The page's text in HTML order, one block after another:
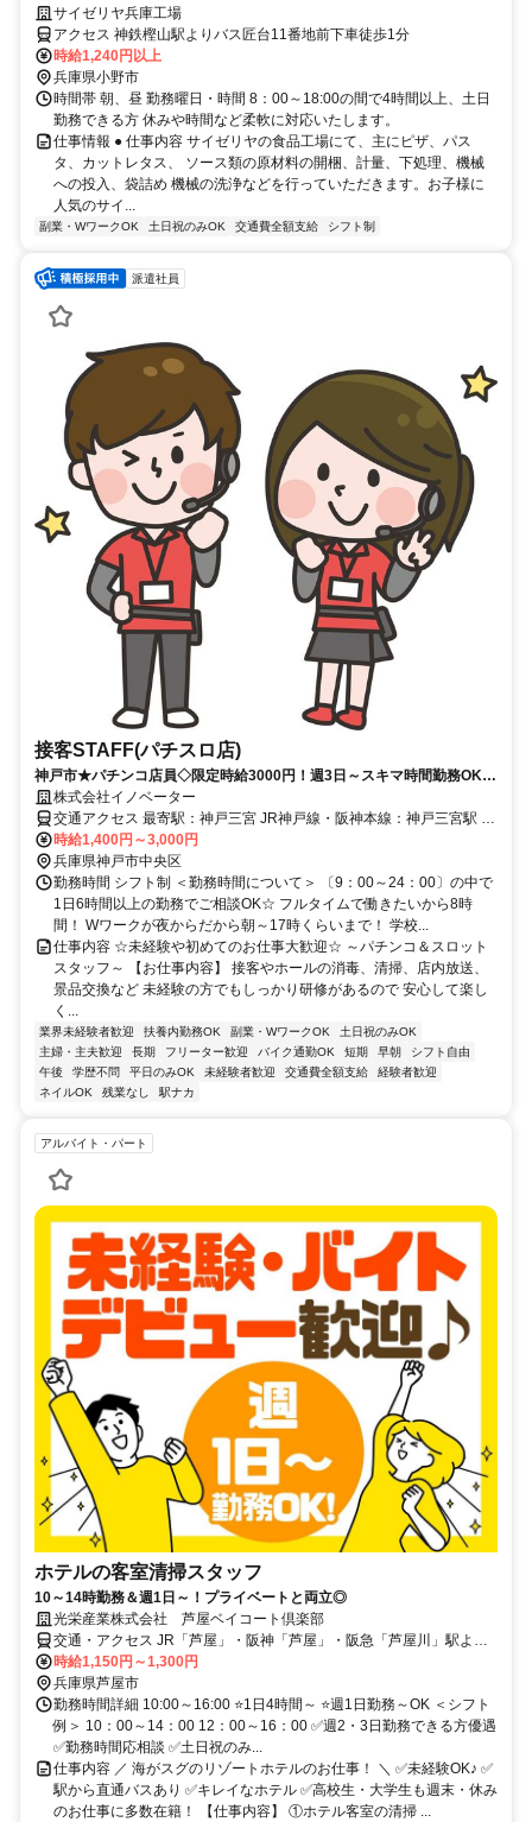
サイゼリヤ兵庫工場
アクセス 神鉄樫山駅よりバス匠台11番地前下車徒歩1分
時給1,240円以上
兵庫県小野市
時間帯 朝、昼 勤務曜日・時間 8：00～18:00の間で4時間以上、土日
勤務できる方 休みや時間など柔軟に対応いたします。
仕事情報 ● 仕事内容 サイゼリヤの食品工場にて、主にピザ、パス
タ、カットレタス、 ソース類の原材料の開梱、計量、下処理、機械
への投入、袋詰め 機械の洗浄などを行っていただきます。お子様に
人気のサイ...
副業・WワークOK 土日祝のみOK 交通費全額支給 シフト制
派遣社員
接客STAFF(パチスロ店)
神戸市★パチンコ店員◇限定時給3000円！週3日～スキマ時間勤務OK◇
身だしなみ相談OK
株式会社イノベーター
交通アクセス 最寄駅：神戸三宮 JR神戸線・阪神本線：神戸三宮駅 徒
歩約5分 ＊自転車通勤可能（車・バイク相談可能） ◆日払い・週払い
対応可能！ ◆弊社への来社不要！ ◆簡単電話登録！ ◆履歴書不要で
す♪
時給1,400円～3,000円
兵庫県神戸市中央区
勤務時間 シフト制 ＜勤務時間について＞ 〔9：00～24：00〕の中で
1日6時間以上の勤務でご相談OK☆ フルタイムで働きたいから8時
間！ Wワークが夜からだから朝～17時くらいまで！ 学校...
仕事内容 ☆未経験や初めてのお仕事大歓迎☆ ～パチンコ＆スロット
スタッフ～ 【お仕事内容】 接客やホールの消毒、清掃、店内放送、
景品交換など 未経験の方でもしっかり研修があるので 安心して楽し
く...
業界未経験者歓迎 扶養内勤務OK 副業・WワークOK
土日祝のみOK
主婦・主夫歓迎
長期 フリーター歓迎 バイク通勤OK 短期 早朝
シフト自由
午後
学歴不問 平日のみOK 未経験者歓迎 交通費全額支給
経験者歓迎
ネイルOK
残業なし 駅ナカ
アルバイト・パート
ホテルの客室清掃スタッフ
10～14時勤務＆週1日～！プライベートと両立◎
光栄産業株式会社 芦屋ベイコート倶楽部
交通・アクセス JR「芦屋」・阪神「芦屋」・阪急「芦屋川」駅より
無料送迎バスあり
時給1,150円～1,300円
兵庫県芦屋市
勤務時間詳細 10:00～16:00 ⭐1日4時間～ ⭐週1日勤務～OK ＜シフト
例＞ 10：00～14：00 12：00～16：00 ✅週2・3日勤務できる方優遇
✅勤務時間応相談 ✅土日祝のみ...
仕事内容 ／ 海がスグのリゾートホテルのお仕事！ ＼ ✅未経験OK♪ ✅
駅から直通バスあり ✅キレイなホテル ✅高校生・大学生も週末・休み
のお仕事に多数在籍！ 【仕事内容】 ①ホテル客室の清掃 ...